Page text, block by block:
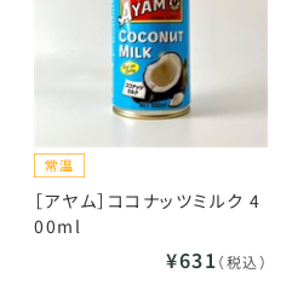
［アヤム］ココナッツミルク 4
00ml
¥631（税込）